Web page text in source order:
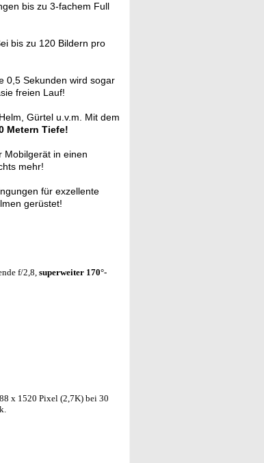
bis zu 3-fachem Full
bis zu 120 Bildern pro
0,5 Sekunden wird sogar
freien Lauf!
Gürtel u.v.m. Mit dem
Metern Tiefe!
Mobilgerät in einen
mehr!
für exzellente
gerüstet!
f/2,8, superweiter 170°-
x 1520 Pixel (2,7K) bei 30